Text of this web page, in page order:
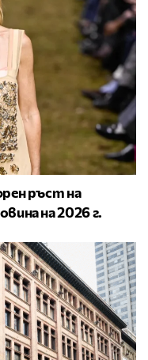
ръст на
на 2026 г.